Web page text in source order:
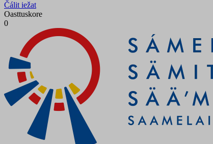
Čálit iežat
Oasttuskore
0